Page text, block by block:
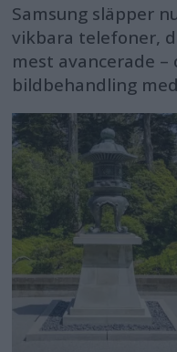
Samsung släpper
vikbara telefoner,
mest avancerade –
bildbehandling